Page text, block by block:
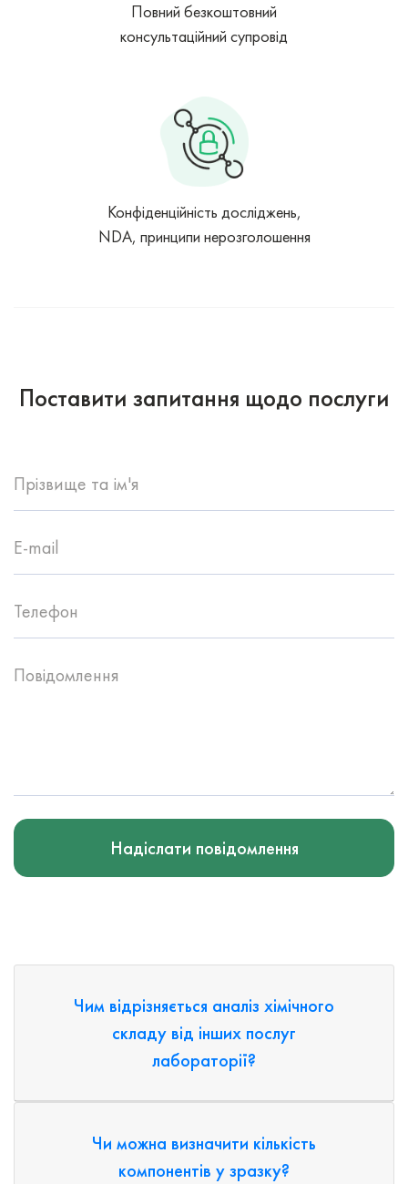
Повний безкоштовний
консультаційний супровід
Конфіденційність досліджень,
NDA, принципи нерозголошення
Поставити запитання щодо послуги
Прізвище та ім'я
E-mail
Телефон
Повідомлення
Надіслати повідомлення
Чим відрізняється аналіз хімічного
складу від інших послуг
лабораторії?
Чи можна визначити кількість
компонентів у зразку?